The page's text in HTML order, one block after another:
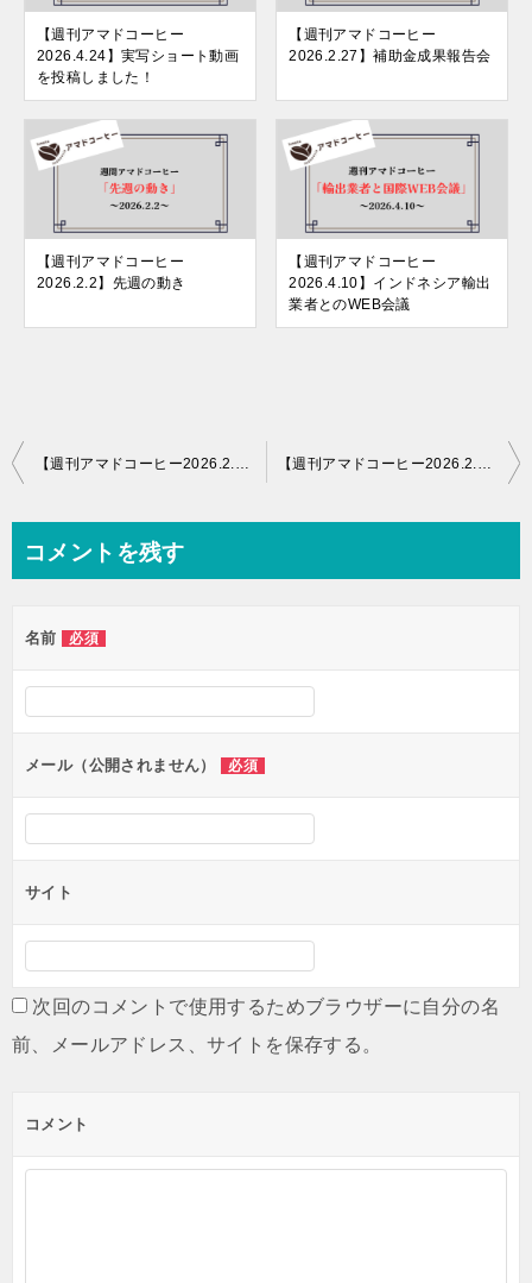
【週刊アマドコーヒー
2026.4.24】実写ショート動画
を投稿しました！
【週刊アマドコーヒー
2026.2.27】補助金成果報告会
【週刊アマドコーヒー
2026.2.2】先週の動き
【週刊アマドコーヒー
2026.4.10】インドネシア輸出
業者とのWEB会議
投
ビ
ー
シ
ン
【週刊アマドコーヒー2026.2.9】先週の動き 【週刊アマドコーヒー2026.2.27】補助金成果報告会
コメントを残す
名前 必須
メール（公開されません） 必須
サイト
次回のコメントで使用するためブラウザーに自分の名
前、メールアドレス、サイトを保存する。
コメント